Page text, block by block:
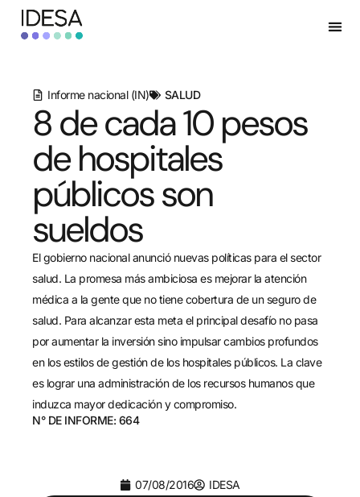
Informe nacional (IN) SALUD
8 de cada 10 pesos
de hospitales
públicos son
sueldos
El gobierno nacional anunció nuevas políticas para el sector
salud. La promesa más ambiciosa es mejorar la atención
médica a la gente que no tiene cobertura de un seguro de
salud. Para alcanzar esta meta el principal desafío no pasa
por aumentar la inversión sino impulsar cambios profundos
en los estilos de gestión de los hospitales públicos. La clave
es lograr una administración de los recursos humanos que
induzca mayor dedicación y compromiso.
N° DE INFORME: 664
07/08/2016 IDESA